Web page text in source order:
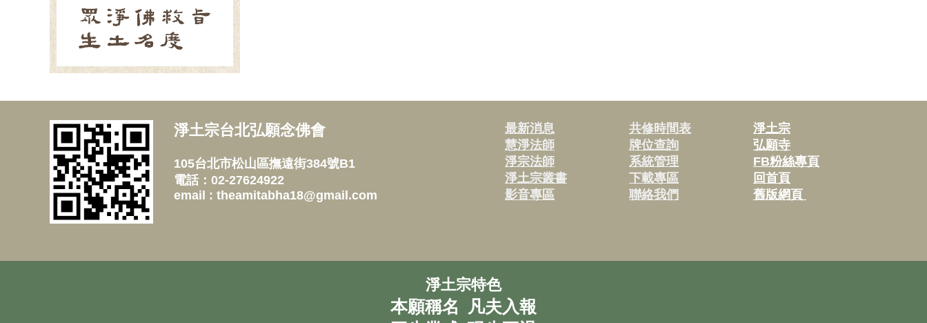
淨土宗台北弘願念佛會
105台北市松山區撫遠街384號B1
電話：02-27624922
email : theamitabha18@gmail.com
最新消息
慧淨法師
淨宗法師
淨土宗叢書
影音專區
共修時間表
牌位查詢
系統管理
下載專區
聯絡我們
淨土宗
弘願寺
FB粉絲專頁
回首頁
舊版網頁
淨土宗特色
本願稱名 凡夫入報